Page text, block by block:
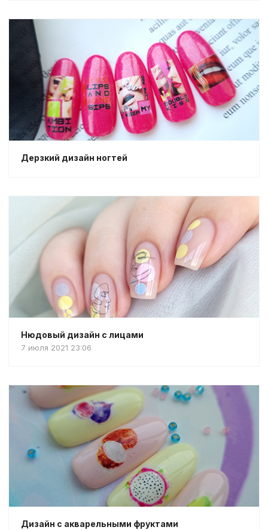
Дерзкий дизайн ногтей
Нюдовый дизайн с лицами
7 июля 2021 23:06
Дизайн с акварельными фруктами